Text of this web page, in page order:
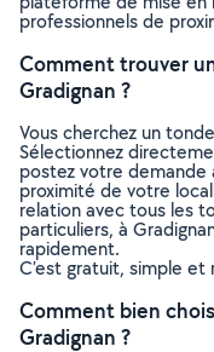
professionnels de
Comment trouver
Gradignan ?
Vous cherchez un
Sélectionnez
postez votre demande
proximité de votre
relation avec tous les
particuliers, à
rapidement.
C’est gratuit, simple
Comment bien
Gradignan ?